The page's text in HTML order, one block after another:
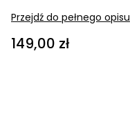
Przejdź do pełnego opisu
Cena
149,00 zł